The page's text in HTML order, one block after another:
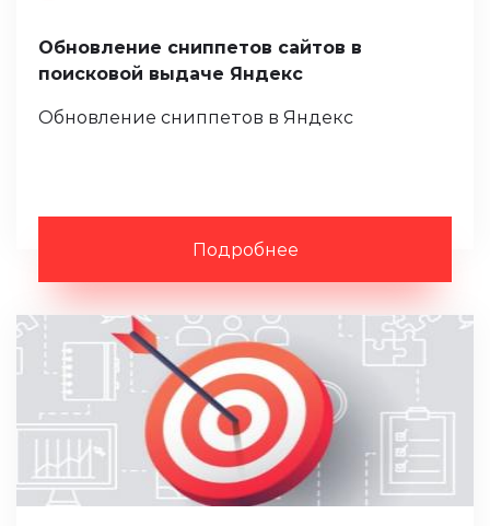
Обновление сниппетов сайтов в
поисковой выдаче Яндекс
Обновление сниппетов в Яндекс
Подробнее